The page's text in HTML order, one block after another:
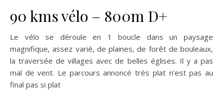
90 kms vélo – 800m D+
Le vélo se déroule en 1 boucle dans un paysage
magnifique, assez varié, de plaines, de forêt de bouleaux,
la traversée de villages avec de belles églises. Il y a pas
mal de vent. Le parcours annoncé très plat n’est pas au
final pas si plat